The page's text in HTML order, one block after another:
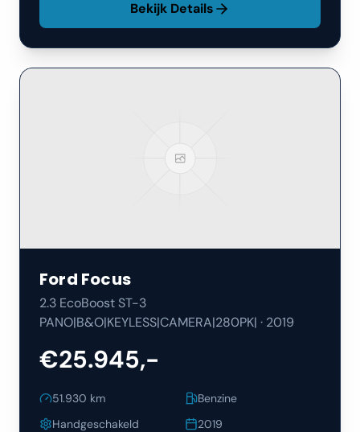
Bekijk Details
Ford Focus
2.3 EcoBoost ST-3
PANO|B&O|KEYLESS|CAMERA|280PK| · 2019
€25.945,-
51.930 km
Benzine
Handgeschakeld
2019